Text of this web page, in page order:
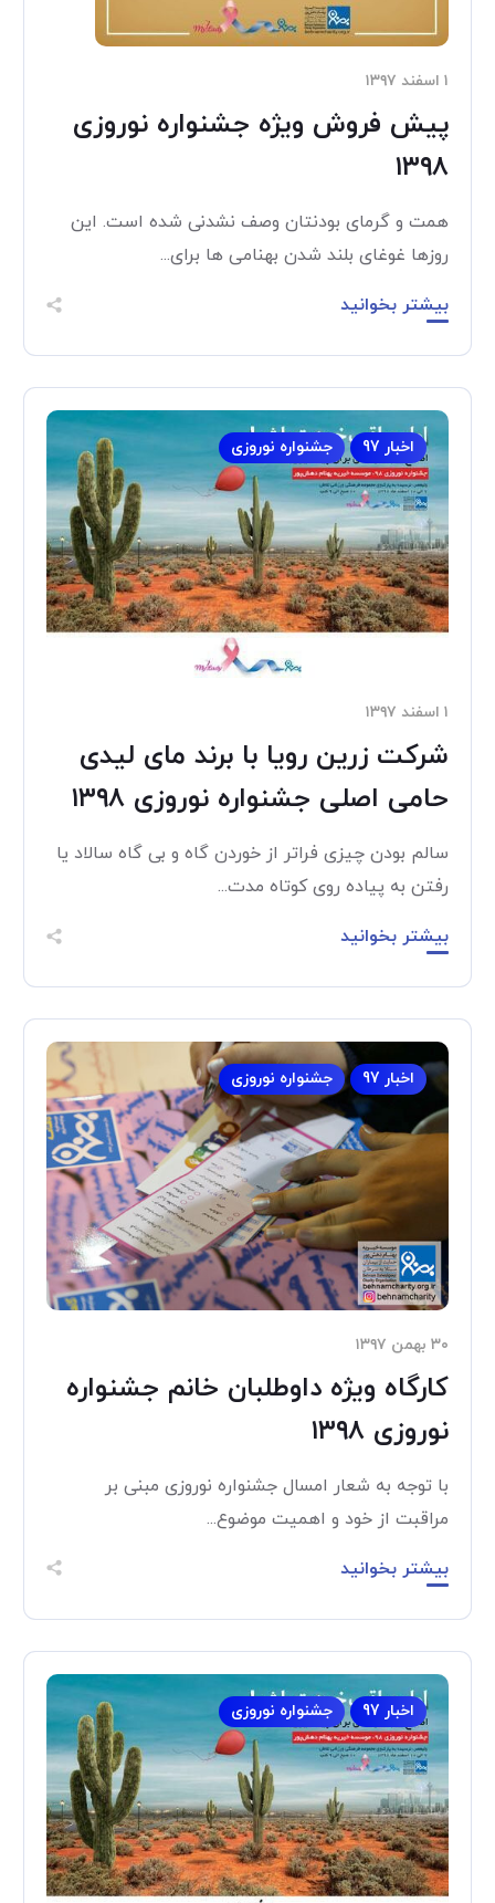
۱ اسفند ۱۳۹۷
پیش فروش ویژه جشنواره نوروزی
۱۳۹۸
همت و گرمای بودنتان وصف نشدنی شده است. این
روزها غوغای بلند شدن بهنامی ها برای...
بیشتر بخوانید
اخبار 97 جشنواره نوروزی
۱ اسفند ۱۳۹۷
شرکت زرین رویا با برند مای لیدی
حامی اصلی جشنواره نوروزی ۱۳۹۸
سالم بودن چیزی فراتر از خوردن گاه و بی گاه سالاد یا
رفتن به پیاده روی کوتاه مدت...
بیشتر بخوانید
اخبار 97 جشنواره نوروزی
۳۰ بهمن ۱۳۹۷
کارگاه ویژه داوطلبان خانم جشنواره
نوروزی ۱۳۹۸
با توجه به شعار امسال جشنواره نوروزی مبنی بر
مراقبت از خود و اهمیت موضوع...
بیشتر بخوانید
اخبار 97 جشنواره نوروزی